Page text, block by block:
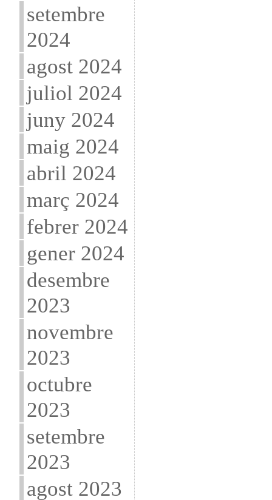
setembre
2024
agost 2024
juliol 2024
juny 2024
maig 2024
abril 2024
març 2024
febrer 2024
gener 2024
desembre
2023
novembre
2023
octubre
2023
setembre
2023
agost 2023